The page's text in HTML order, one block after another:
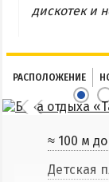
Розовое
Сиваш
Аскания-
БАЗЫ ОТДЫХА
дискотек и
РАСПОЛОЖЕНИЕ
≈ 100 м
Детская